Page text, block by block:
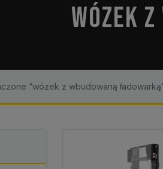
WÓZEK
“wózek z wbudowaną